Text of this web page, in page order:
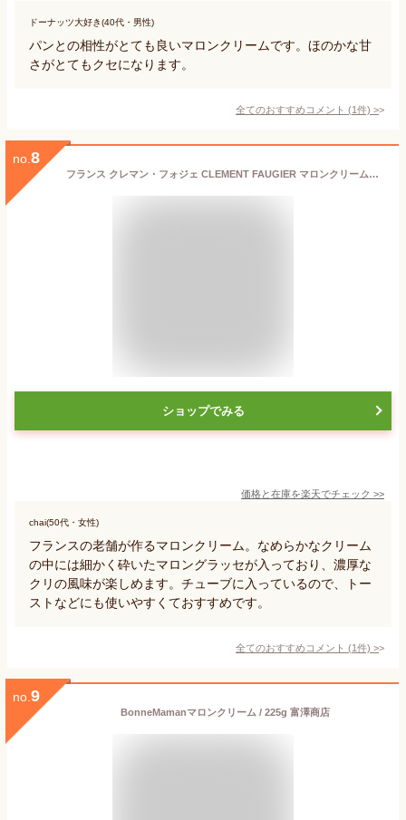
ドーナッツ大好き(40代・男性)
パンとの相性がとても良いマロンクリームです。ほのかな甘
さがとてもクセになります。
全てのおすすめコメント (1件) >
no. 8
フランス クレマン・フォジェ CLEMENT FAUGIER マロンクリーム【201035】【5400円以上で送料無料】
ショップでみる
価格と在庫を楽天でチェック >>
chai(50代・女性)
フランスの老舗が作るマロンクリーム。なめらかなクリーム
の中には細かく砕いたマロングラッセが入っており、濃厚な
クリの風味が楽しめます。チューブに入っているので、トー
ストなどにも使いやすくておすすめです。
全てのおすすめコメント (1件) >
no. 9
BonneMamanマロンクリーム / 225g 富澤商店